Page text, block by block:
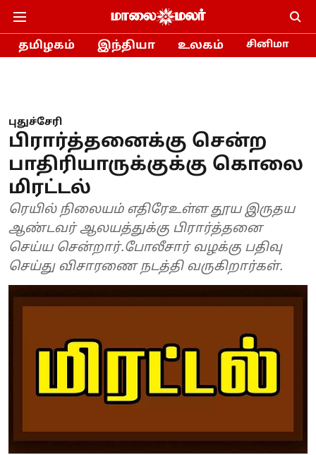
தமிழகம் இந்தியா உலகம் சினிமா
புதுச்சேரி
பிரார்த்தனைக்கு சென்ற
பாதிரியாருக்குக்கு கொலை
மிரட்டல்
ரெயில் நிலையம் எதிரேஉள்ள தூய இருதய
ஆண்டவர் ஆலயத்துக்கு பிரார்த்தனை
செய்ய சென்றார்.போலீசார் வழக்கு பதிவு
செய்து விசாரணை நடத்தி வருகிறார்கள்.